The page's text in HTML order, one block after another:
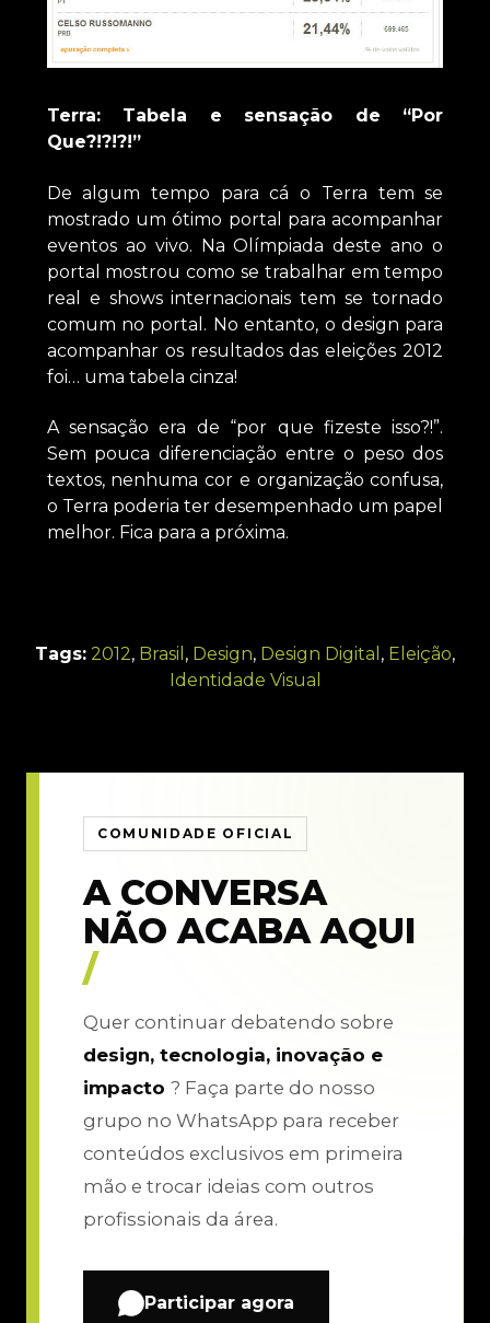
Terra: Tabela e sensação de “Por
Que?!?!?!”
De algum tempo para cá o Terra tem se
mostrado um ótimo portal para acompanhar
eventos ao vivo. Na Olímpiada deste ano o
portal mostrou como se trabalhar em tempo
real e shows internacionais tem se tornado
comum no portal. No entanto, o design para
acompanhar os resultados das eleições 2012
foi… uma tabela cinza!
A sensação era de “por que fizeste isso?!”.
Sem pouca diferenciação entre o peso dos
textos, nenhuma cor e organização confusa,
o Terra poderia ter desempenhado um papel
melhor. Fica para a próxima.
Tags: 2012, Brasil , Design, Design Digital , Eleição,
Identidade Visual
COMUNIDADE OFICIAL
A CONVERSA
NÃO ACABA AQUI
/
Quer continuar debatendo sobre
design, tecnologia, inovação e
impacto ? Faça parte do nosso
grupo no WhatsApp para receber
conteúdos exclusivos em primeira
mão e trocar ideias com outros
profissionais da área.
Participar agora